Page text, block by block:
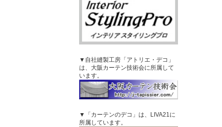
▼自社縫製工房「アトリエ・デコ」
は、大阪カーテン技術会に所属して
います。
▼「カーテンのデコ」は、LIVA21に
所属しています。